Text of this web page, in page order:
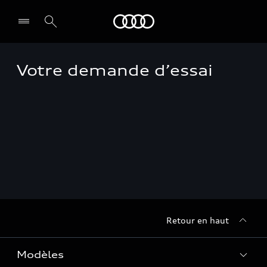
Select dealer
Votre demande d’essai
Retour en haut
Modèles